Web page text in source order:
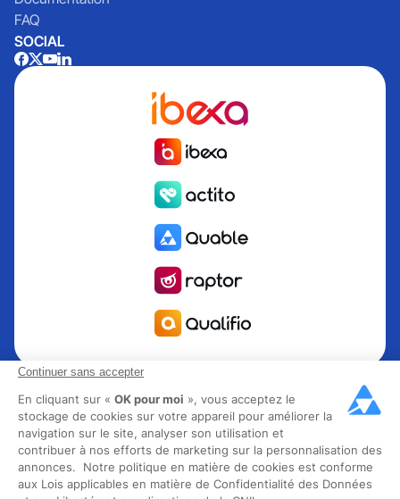
Continuer sans accepter
En cliquant sur « OK pour moi », vous acceptez le
stockage de cookies sur votre appareil pour améliorer la
navigation sur le site, analyser son utilisation et
contribuer à nos efforts de marketing sur la personnalisation des
annonces. Notre politique en matière de cookies est conforme
aux Lois applicables en matière de Confidentialité des Données
FAQ
SOCIAL
Quable est la solution de gestion de l’information Produit
PIM pour les marques et fabricants en quête de croissance.
Groupe Rocher, Mitsubishi Electric, Escada, Berluti, Delsey,
North Sails, Liberated Brands, MCO Regent et plus de 300
grandes marques à travers 85 pays ont choisi Quable PIM
pour faire décoller leur business omnicanal. Fondée en